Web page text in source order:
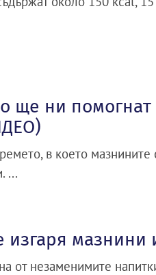
ще ни помогнат
в което мазнините
...
мазнини
от незаменимите